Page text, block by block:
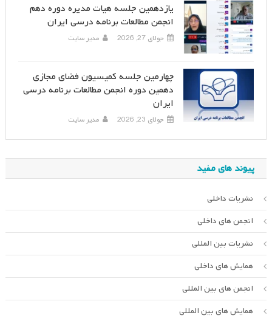
یازدهمین جلسه هیات مدیره دوره دهم
انجمن مطالعات برنامه درسی ایران
جولای 27, 2026 مدیر سایت
چهارمین جلسه کمیسیون فضای مجازی
دهمین دوره انجمن مطالعات برنامه درسی
ایران
جولای 23, 2026 مدیر سایت
پیوند های مفید
نشریات داخلی
انجمن های داخلی
نشریات بین المللی
همایش های داخلی
انجمن های بین المللی
همایش های بین المللی